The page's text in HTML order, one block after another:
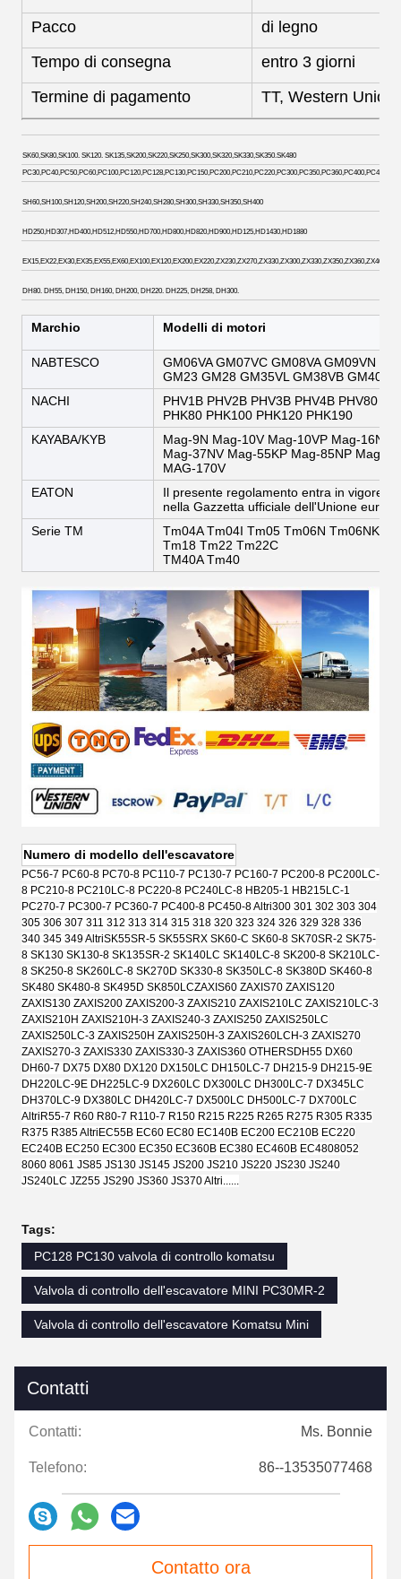
Pacco
di legno
Tempo di consegna
entro 3 giorni
Termine di pagamento
TT, Western
SK60,SK80,SK100. SK120. SK135,SK200,SK220,SK250,SK300,SK320,SK330,SK350.SK480
PC30,PC40,PC50,PC60,PC100,PC120,PC128,PC130,PC150,PC200,PC210,PC220,PC300,PC350,PC360,PC400,PC450.
SH60,SH100,SH120,SH200,SH220,SH240,SH280,SH300,SH330,SH350,SH400
HD250,HD307,HD400,HD512,HD550,HD700,HD800,HD820,HD900,HD125,HD1430,HD1880
DH80. DH55, DH150, DH160, DH200, DH220. DH225, DH258, DH300.
Marchio Modelli di motori
NABTESCO
GM06VA GM07VC GM08VA GM09VN
GM23 GM28 GM35VL GM38VB
NACHI
PHV1B PHV2B PHV3B PHV4B PHV80
PHK80 PHK100 PHK120 PHK190
KAYABA/KYB
Mag-9N Mag-10V Mag-10VP Mag-16N
Mag-37NV Mag-55KP Mag-85NP Mag-
MAG-170V
EATON
Il presente regolamento entra in vigore il
nella Gazzetta ufficiale dell'Unione
Serie TM
Tm04A Tm04I Tm05 Tm06N Tm06NK
Tm18 Tm22 Tm22C
TM40A Tm40
Numero di modello dell'escavatore
PC56-7 PC60-8 PC70-8 PC110-7 PC130-7 PC160-7 PC200-8 PC200LC-
8 PC210-8 PC210LC-8 PC220-8 PC240LC-8 HB205-1 HB215LC-1
PC270-7 PC300-7 PC360-7 PC400-8 PC450-8 Altri300 301 302 303 304
305 306 307 311 312 313 314 315 318 320 323 324 326 329 328 336
340 345 349 AltriSK55SR-5 SK55SRX SK60-C SK60-8 SK70SR-2 SK75-
8 SK130 SK130-8 SK135SR-2 SK140LC SK140LC-8 SK200-8 SK210LC-
8 SK250-8 SK260LC-8 SK270D SK330-8 SK350LC-8 SK380D SK460-8
SK480 SK480-8 SK495D SK850LCZAXIS60 ZAXIS70 ZAXIS120
ZAXIS130 ZAXIS200 ZAXIS200-3 ZAXIS210 ZAXIS210LC ZAXIS210LC-3
ZAXIS210H ZAXIS210H-3 ZAXIS240-3 ZAXIS250 ZAXIS250LC
ZAXIS250LC-3 ZAXIS250H ZAXIS250H-3 ZAXIS260LCH-3 ZAXIS270
ZAXIS270-3 ZAXIS330 ZAXIS330-3 ZAXIS360 OTHERSDH55 DX60
DH60-7 DX75 DX80 DX120 DX150LC DH150LC-7 DH215-9 DH215-9E
DH220LC-9E DH225LC-9 DX260LC DX300LC DH300LC-7 DX345LC
DH370LC-9 DX380LC DH420LC-7 DX500LC DH500LC-7 DX700LC
Altri R55-7 R60 R80-7 R110-7 R150 R215 R225 R265 R275 R305 R335
R375 R385 Altri EC55B EC60 EC80 EC140B EC200 EC210B EC220
EC240B EC250 EC300 EC350 EC360B EC380 EC460B EC4808052
8060 8061 JS85 JS130 JS145 JS200 JS210 JS220 JS230 JS240
JS240LC JZ255 JS290 JS360 JS370 Altri......
Tags:
PC128 PC130 valvola di controllo komatsu
Valvola di controllo dell'escavatore MINI PC30MR-2
Valvola di controllo dell'escavatore Komatsu Mini
Contatti
Contatti: Ms. Bonnie
Telefono: 86--13535077468
Contatto ora